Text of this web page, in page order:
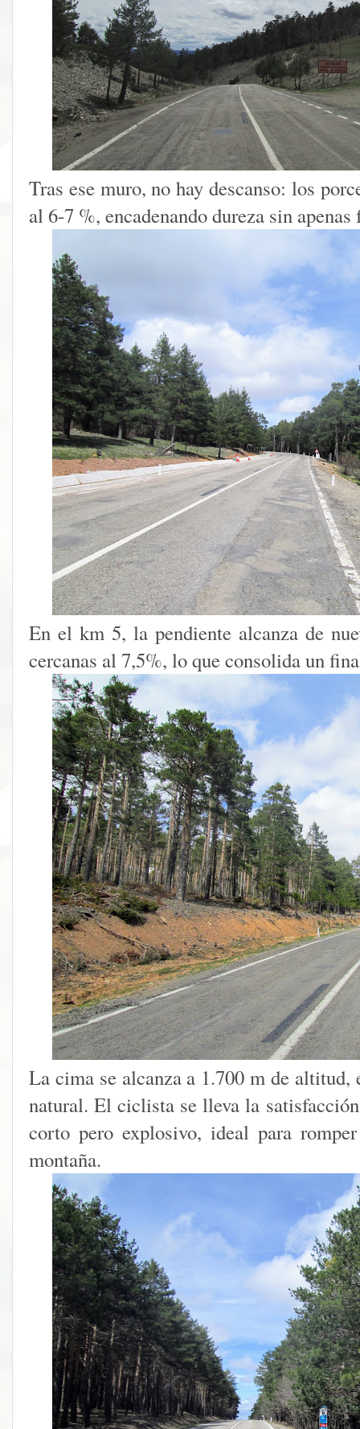
Tras ese muro, no hay descanso: los
al 6-7 %, encadenando dureza sin
En el km 5, la pendiente alcanza de
cercanas al 7,5%, lo que consolida un
La cima se alcanza a 1.700 m de altitud,
natural. El ciclista se lleva la
corto pero explosivo, ideal para
montaña.